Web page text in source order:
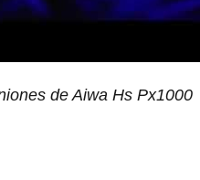
de Aiwa Hs Px1000